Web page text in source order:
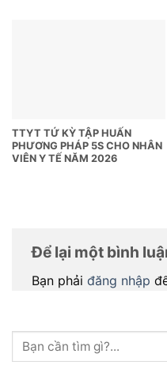
TTYT TỨ KỲ TẬP HUẤN
PHƯƠNG PHÁP 5S CHO NHÂN
VIÊN Y TẾ NĂM 2026
Để lại một bình
Bạn phải đăng nhập